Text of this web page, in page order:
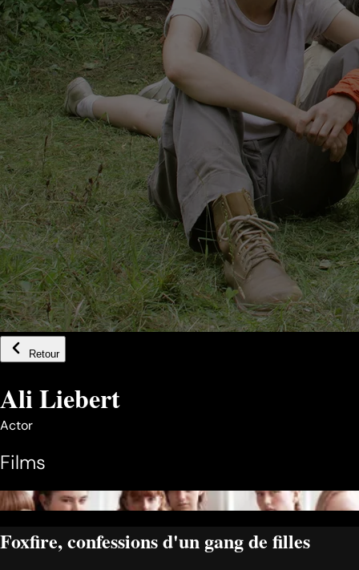
Retour
Ali Liebert
Actor
Films
Foxfire, confessions d'un gang de filles